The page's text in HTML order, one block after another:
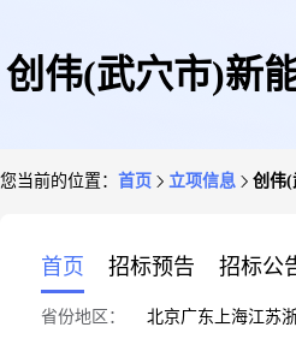
创伟(武穴市)新
您当前的位置： 首页 立项信息 创伟(
首页 招标预告 招标公
省份地区： 北京广东 上海江苏